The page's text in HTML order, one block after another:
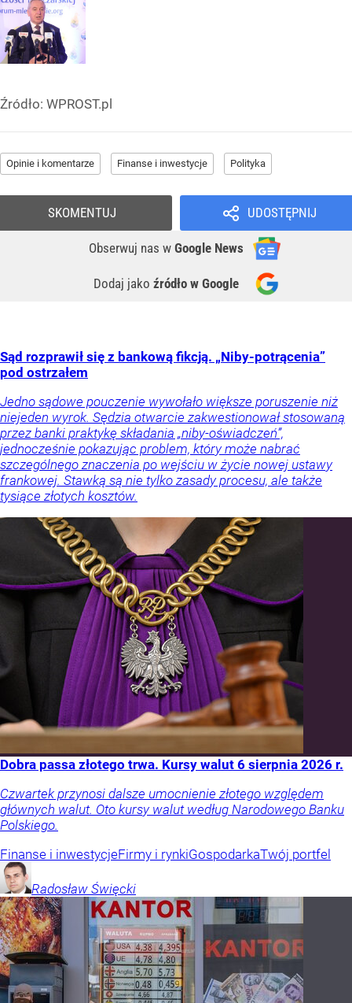
Źródło: WPROST.pl
Opinie i komentarze Finanse i inwestycje Polityka
UDOSTĘPNIJ
Obserwuj nas w Google News
Dodaj jako źródło w Google
SKOMENTUJ
Sąd rozprawił się z bankową fikcją. „Niby-potrącenia”
pod ostrzałem
Jedno sądowe pouczenie wywołało większe poruszenie niż
niejeden wyrok. Sędzia otwarcie zakwestionował stosowaną
przez banki praktykę składania „niby-oświadczeń”,
jednocześnie pokazując problem, który może nabrać
szczególnego znaczenia po wejściu w życie nowej ustawy
frankowej. Stawką są nie tylko zasady procesu, ale także
tysiące złotych kosztów.
Dobra passa złotego trwa. Kursy walut 6 sierpnia 2026 r.
Czwartek przynosi dalsze umocnienie złotego względem
głównych walut. Oto kursy walut według Narodowego Banku
Polskiego.
Finanse i inwestycjeFirmy i rynkiGospodarkaTwój portfel
Radosław Święcki